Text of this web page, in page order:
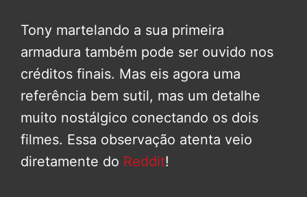
Tony martelando a sua primeira
armadura também pode ser ouvido nos
créditos finais. Mas eis agora uma
referência bem sutil, mas um detalhe
muito nostálgico conectando os dois
filmes. Essa observação atenta veio
diretamente do Reddit!